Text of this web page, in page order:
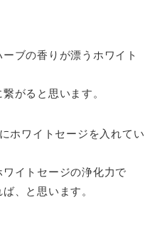
ブの香りが漂うホワイト
がると思います。
ホワイトセージを入れてい
イトセージの浄化力で
、と思います。